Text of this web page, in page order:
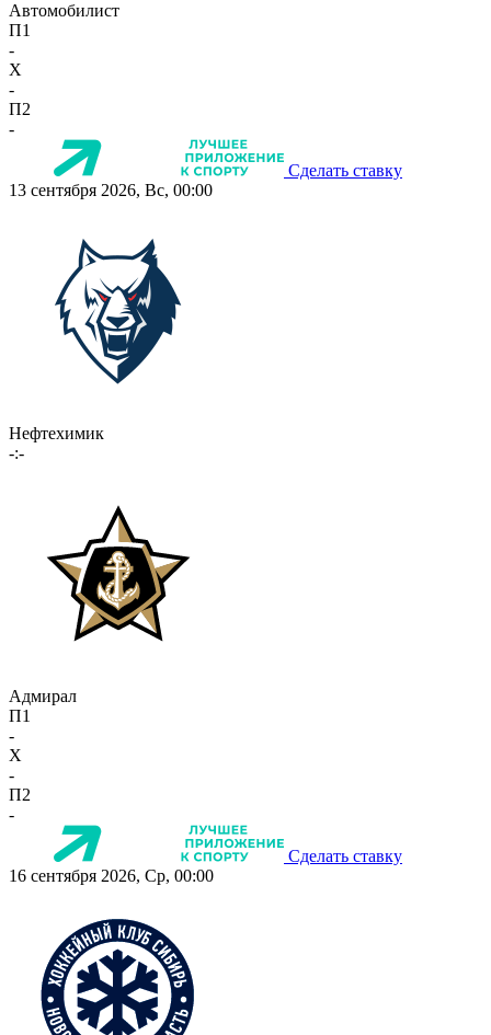
Автомобилист
П1
-
X
-
П2
-
Сделать ставку
13 сентября 2026, Вс, 00:00
Нефтехимик
-:-
Адмирал
П1
-
X
-
П2
-
Сделать ставку
16 сентября 2026, Ср, 00:00